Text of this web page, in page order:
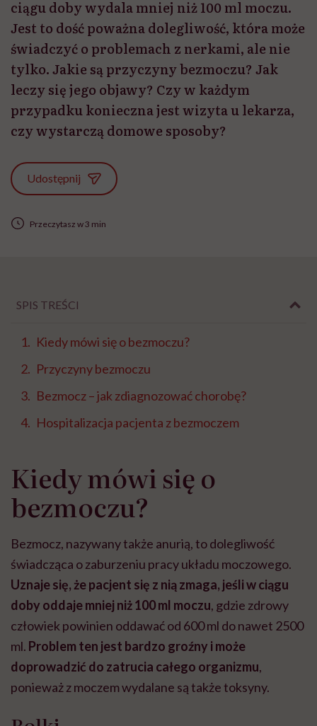
ciągu doby wydala mniej niż 100 ml moczu.
Jest to dość poważna dolegliwość, która może
świadczyć o problemach z nerkami, ale nie
tylko. Jakie są przyczyny bezmoczu? Jak
leczy się jego objawy? Czy w każdym
przypadku konieczna jest wizyta u lekarza,
czy wystarczą domowe sposoby?
Udostępnij
Przeczytasz w 3 min
SPIS TREŚCI
Kiedy mówi się o bezmoczu?
Przyczyny bezmoczu
Bezmocz – jak zdiagnozować chorobę?
Hospitalizacja pacjenta z bezmoczem
Kiedy mówi się o
bezmoczu?
Bezmocz, nazywany także anurią, to dolegliwość
świadcząca o zaburzeniu pracy układu moczowego.
Uznaje się, że pacjent się z nią zmaga, jeśli w ciągu
doby oddaje mniej niż 100 ml moczu, gdzie zdrowy
człowiek powinien oddawać od 600 ml do nawet 2500
ml. Problem ten jest bardzo groźny i może
doprowadzić do zatrucia całego organizmu,
ponieważ z moczem wydalane są także toksyny.